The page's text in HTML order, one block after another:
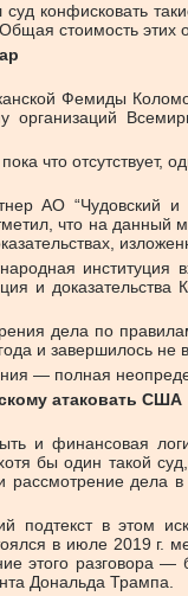
конфисковать
стоимость этих
Фемиды
организаций
что отсутствует,
АО “Чудовский
что на данный
и
дела по
и завершилось не
— полная
атаковать США
и финансовая
бы один такой
дела
подтекст в этом
в июле 2019
этого разговора
Дональда Трампа.